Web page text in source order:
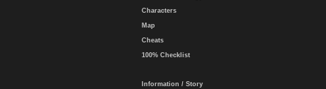
Characters
Map
Cheats
100% Checklist
Information / Story